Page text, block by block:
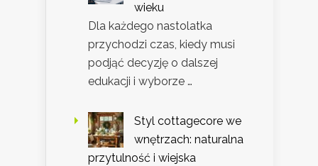
wieku
Dla każdego nastolatka
przychodzi czas, kiedy musi
podjąć decyzję o dalszej
edukacji i wyborze …
Styl cottagecore we
wnętrzach: naturalna
przytulność i wiejska